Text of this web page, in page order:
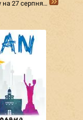
на 27 серпня…